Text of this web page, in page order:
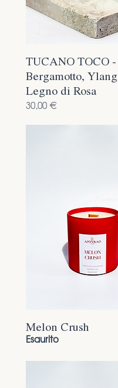
TUCANO TOCO -
Bergamotto,
Legno di Rosa
Prezzo
30,00 €
Melon Crush
Esaurito